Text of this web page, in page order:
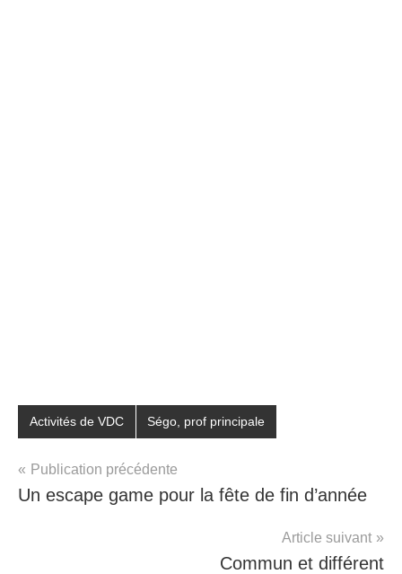
Étiqueté
avec
mémoire,
Activités de VDC Ségo, prof principale
Publication précédente
Un escape game pour la fête de fin d’année
Article suivant
Commun et différent